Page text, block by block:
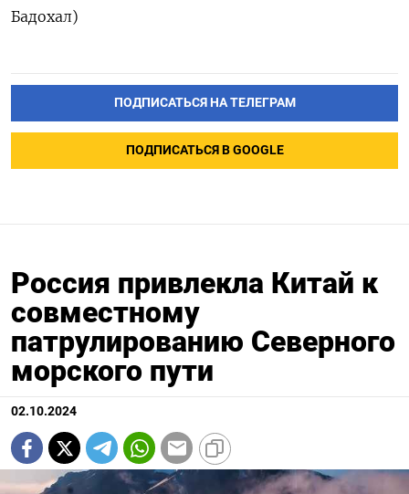
Бадохал)
ПОДПИСАТЬСЯ НА ТЕЛЕГРАМ
ПОДПИСАТЬСЯ В GOOGLE
Россия привлекла Китай к
совместному
патрулированию Северного
морского пути
02.10.2024